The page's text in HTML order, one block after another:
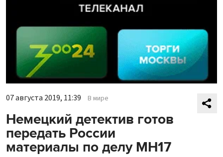
07 августа 2019, 11:39 В мире
Немецкий детектив готов
передать России
материалы по делу MH17